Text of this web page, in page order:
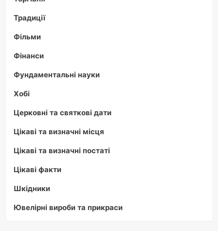
Традиції
Фільми
Фінанси
Фундаментальні науки
Хобі
Церковні та святкові дати
Цікаві та визначні місця
Цікаві та визначні постаті
Цікаві факти
Шкідники
Ювелірні вироби та прикраси